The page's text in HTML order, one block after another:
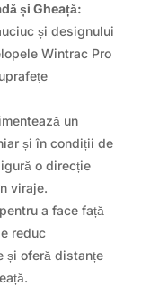
și Gheață:
și designului
Wintrac Pro
un
și în condiții de
o direcție
viraje.
a face față
reduc
și oferă distanțe